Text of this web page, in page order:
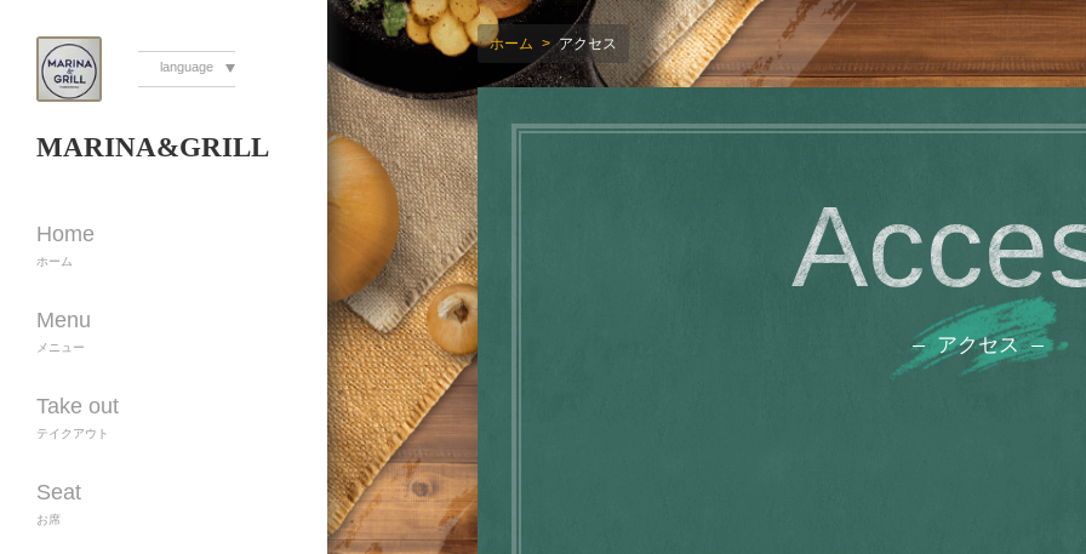
language
MARINA&GRILL
Home
ホーム
Menu
メニュー
Take out
テイクアウト
Seat
お席
ホーム アクセス
アクセス